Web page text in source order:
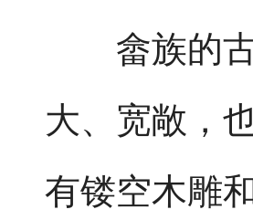
畲族的古
大、宽敞，
有镂空木雕